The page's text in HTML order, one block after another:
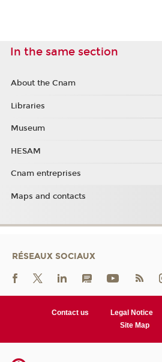
In the same section
About the Cnam
Libraries
Museum
HESAM
Cnam entreprises
Maps and contacts
RÉSEAUX SOCIAUX
Contact us Legal Notice
Site Map